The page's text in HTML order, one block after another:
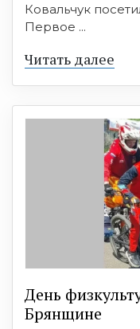
Ковальчук
Первое ...
Читать далее
День
Брянщине